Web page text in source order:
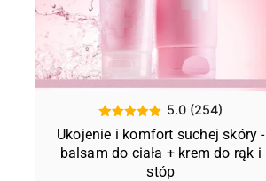
5.0 (254)
Ukojenie i komfort suchej skóry -
balsam do ciała + krem do rąk i
stóp